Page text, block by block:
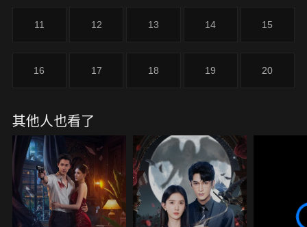
11 12 13 14 15
16 17 18 19 20
其他人也看了